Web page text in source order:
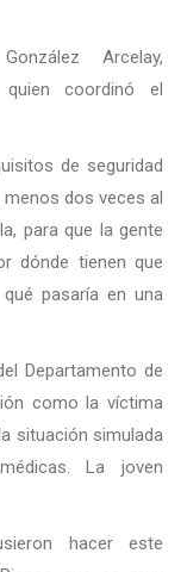
Arcelay,
quien coordinó el
de seguridad
dos veces al
para que la gente
dónde tienen que
pasaría en una
Departamento de
como la víctima
situación simulada
La joven
hacer este